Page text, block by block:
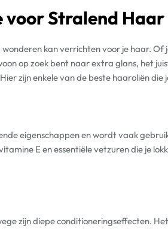
voor Stralend Haar
kan verrichten voor je haar. Of
op zoek bent naar extra glans, het
zijn enkele van de beste haaroliën die
eigenschappen en wordt vaak
E en essentiële vetzuren die je
zijn diepe conditioneringseffecten.